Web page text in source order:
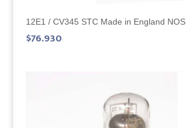
12E1 / CV345 STC Made in England NOS
$76.930